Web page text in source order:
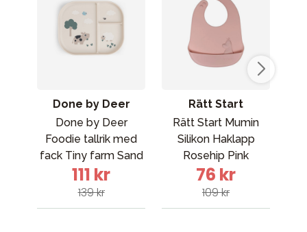
Done by Deer
Done by Deer
Foodie tallrik med
fack Tiny farm Sand
111 kr
139 kr
Rätt Start
Rätt Start Mumin
Silikon Haklapp
Rosehip Pink
76 kr
109 kr